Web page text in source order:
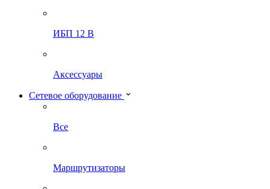
ИБП 12 В
Аксессуары
Сетевое оборудование
Все
Маршрутизаторы